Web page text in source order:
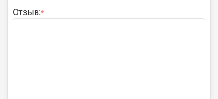
Отзыв:*